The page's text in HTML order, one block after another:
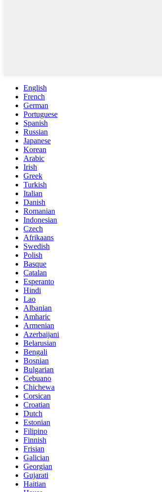
English
French
German
Portuguese
Spanish
Russian
Japanese
Korean
Arabic
Irish
Greek
Turkish
Italian
Danish
Romanian
Indonesian
Czech
Afrikaans
Swedish
Polish
Basque
Catalan
Esperanto
Hindi
Lao
Albanian
Amharic
Armenian
Azerbaijani
Belarusian
Bengali
Bosnian
Bulgarian
Cebuano
Chichewa
Corsican
Croatian
Dutch
Estonian
Filipino
Finnish
Frisian
Galician
Georgian
Gujarati
Haitian